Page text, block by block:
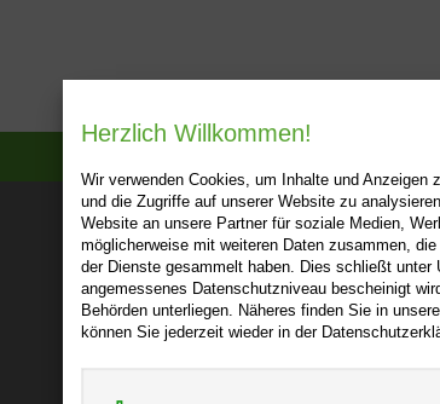
Über bibli-buch.de+
AGB
Impressum
Herzlich Willkommen!
Wir verwenden Cookies, um Inhalte und
und die Zugriffe auf unserer Website zu
Website an unsere Partner für soziale Medien,
möglicherweise mit weiteren Daten zusammen,
der Dienste gesammelt haben. Dies schließt
angemessenes Datenschutzniveau bescheinigt
Behörden unterliegen. Näheres finden Sie in
können Sie jederzeit wieder in der